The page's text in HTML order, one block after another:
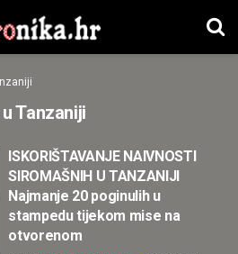
Tanzaniji
ISKORIŠTAVANJE NAIVNOSTI
SIROMAŠNIH U TANZANIJI
Najmanje 20 poginulih u
stampedu tijekom mise na
otvorenom